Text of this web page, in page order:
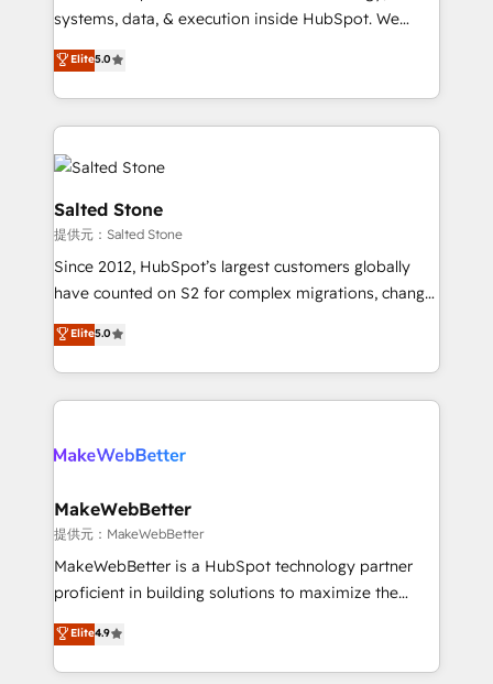
systems, data, & execution inside HubSpot. We
bridge the gap where most agencies fall short by
combining GTM strategy with technical execution to
solve the right problem with the right solution. As the
only firm in the world to hold Elite Partner
Accreditations with both HubSpot and Clay, our
clients gain a unique advantage in CRM architecture,
pipeline generation, data intelligence, and go-to-
market execution. Why B2B Businesses Choose RP: -
Secure: Soc2 compliant 🛡️ - Pricing: Implementations
starting at $1,5k 💵 - Speed: Launch in 14 days ⚡ -
Scale: Fastest tiering Elite HubSpot Partner 🪴 -
technical agency for a growth problem. Hire a
Elite5.0
Salted Stone
提供元：Salted Stone
Since 2012, HubSpot’s largest customers globally
have counted on S2 for complex migrations, change
management, systems integration, and creative
solutions that deliver measurable impact and
transform brand experiences As one of the few full-
service creative agencies in the HubSpot
winning design to build scalable, globally
marketing campaigns, & RevOps frameworks that
fuel long-term success We connect the entire
customer lifecycle through seamless integrations,
ensure long-term adoption with change-
and service to drive sustainable growth With 6 key
HubSpot accreditations and experience across
Elite5.0
MakeWebBetter
提供元：MakeWebBetter
MakeWebBetter is a HubSpot technology partner
proficient in building solutions to maximize the
operational efficiency of HubSpot. The fastest-
growing tech-enabler & facilitator, MakeWebBetter,
hands you the blend of HubSpot expertise &
Elite4.9